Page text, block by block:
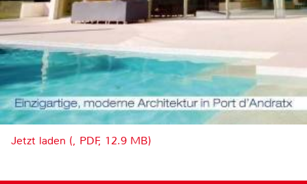
Jetzt laden (, PDF, 12.9 MB)